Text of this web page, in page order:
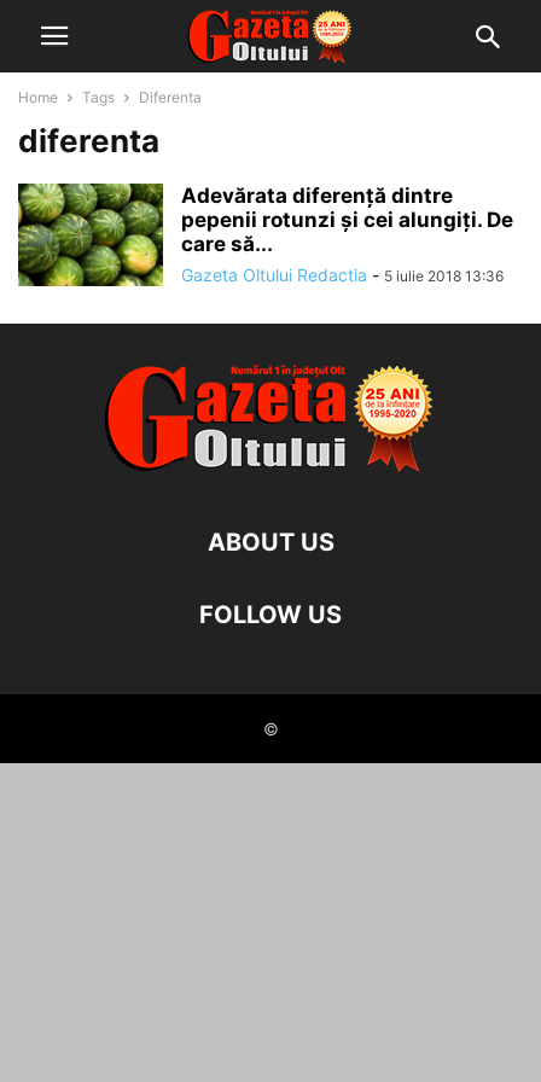
Home Tags Diferenta
diferenta
Adevărata diferență dintre
pepenii rotunzi și cei alungiți. De
care să...
Gazeta Oltului Redactia - 5 iulie 2018 13:36
ABOUT US
FOLLOW US
©